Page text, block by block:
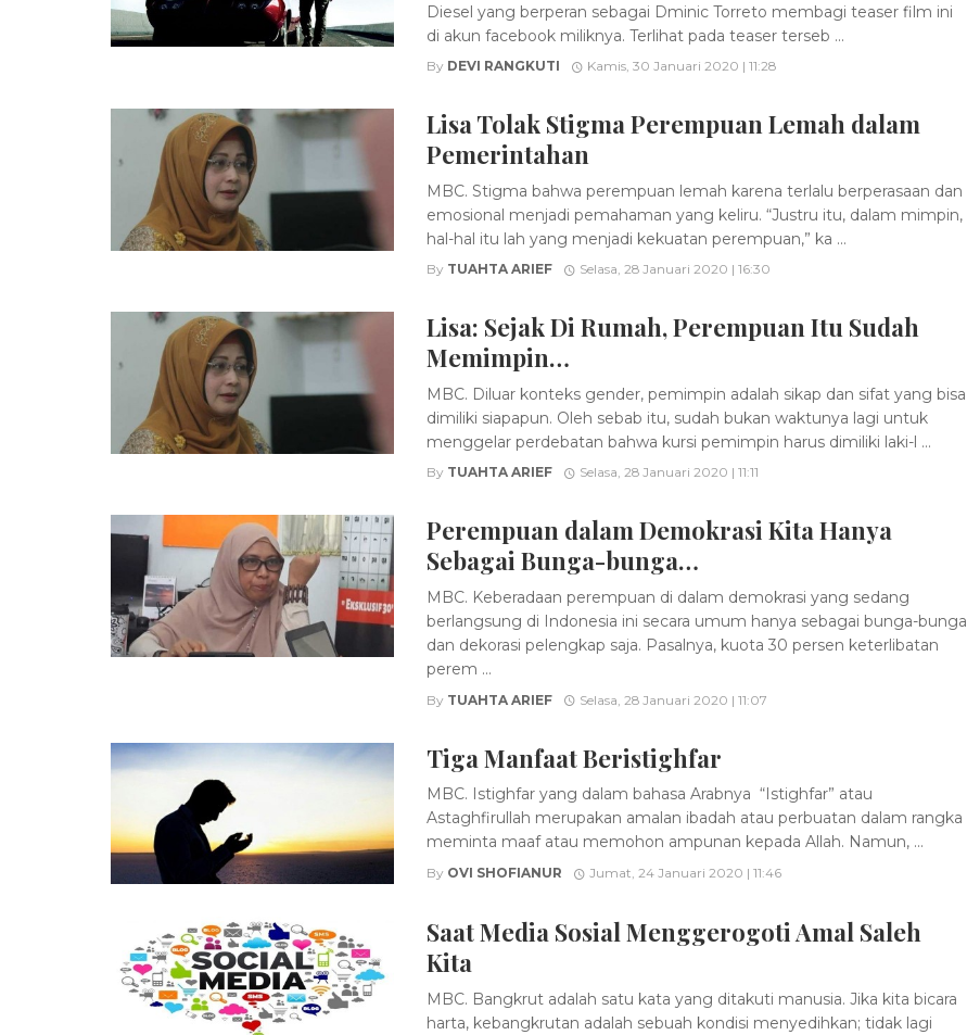
Diesel yang berperan sebagai Dminic Torreto membagi teaser film ini
di akun facebook miliknya. Terlihat pada teaser terseb ...
By DEVI RANGKUTI Kamis, 30 Januari 2020 | 11:28
Lisa Tolak Stigma Perempuan Lemah dalam
Pemerintahan
MBC. Stigma bahwa perempuan lemah karena terlalu berperasaan dan
emosional menjadi pemahaman yang keliru. “Justru itu, dalam mimpin,
hal-hal itu lah yang menjadi kekuatan perempuan,” ka ...
By TUAHTA ARIEF Selasa, 28 Januari 2020 | 16:30
Lisa: Sejak Di Rumah, Perempuan Itu Sudah
Memimpin…
MBC. Diluar konteks gender, pemimpin adalah sikap dan sifat yang bisa
dimiliki siapapun. Oleh sebab itu, sudah bukan waktunya lagi untuk
menggelar perdebatan bahwa kursi pemimpin harus dimiliki laki-l ...
By TUAHTA ARIEF Selasa, 28 Januari 2020 | 11:11
Perempuan dalam Demokrasi Kita Hanya
Sebagai Bunga-bunga…
MBC. Keberadaan perempuan di dalam demokrasi yang sedang
berlangsung di Indonesia ini secara umum hanya sebagai bunga-bunga
dan dekorasi pelengkap saja. Pasalnya, kuota 30 persen keterlibatan
perem ...
By TUAHTA ARIEF Selasa, 28 Januari 2020 | 11:07
Tiga Manfaat Beristighfar
MBC. Istighfar yang dalam bahasa Arabnya “Istighfar” atau
Astaghfirullah merupakan amalan ibadah atau perbuatan dalam rangka
meminta maaf atau memohon ampunan kepada Allah. Namun, ...
By OVI SHOFIANUR Jumat, 24 Januari 2020 | 11:46
Saat Media Sosial Menggerogoti Amal Saleh
Kita
MBC. Bangkrut adalah satu kata yang ditakuti manusia. Jika kita bicara
harta, kebangkrutan adalah sebuah kondisi menyedihkan; tidak lagi